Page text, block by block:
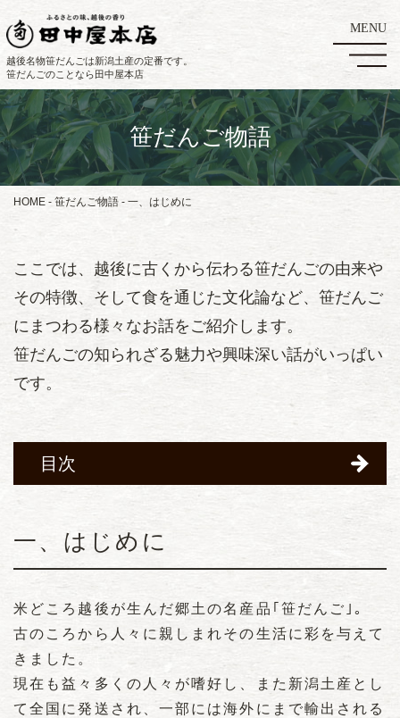
越後名物笹だんごは新潟土産の定番です。
笹だんごのことなら田中屋本店
笹だんご物語
HOME 笹だんご物語 一、はじめに
ここでは、越後に古くから伝わる笹だんごの由来や
その特徴、そして食を通じた文化論など、笹だんご
にまつわる様々なお話をご紹介します。
笹だんごの知られざる魅力や興味深い話がいっぱい
です。
目次
一、はじめに
米どころ越後が生んだ郷土の名産品｢笹だんご｣。
古のころから人々に親しまれその生活に彩を与えて
きました。
現在も益々多くの人々が嗜好し、また新潟土産とし
て全国に発送され、一部には海外にまで輸出される